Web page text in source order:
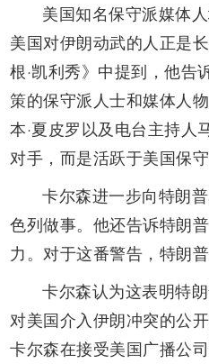
美国知名保守派媒体
美国对伊朗动武的人正是
根·凯利秀》中提到，他告
策的保守派人士和媒体人
本·夏皮罗以及电台主持人
对手，而是活跃于美国保
卡尔森进一步向特朗
色列做事。他还告诉特朗
力。对于这番警告，特朗
卡尔森认为这表明特
对美国介入伊朗冲突的公
卡尔森在接受美国广播公